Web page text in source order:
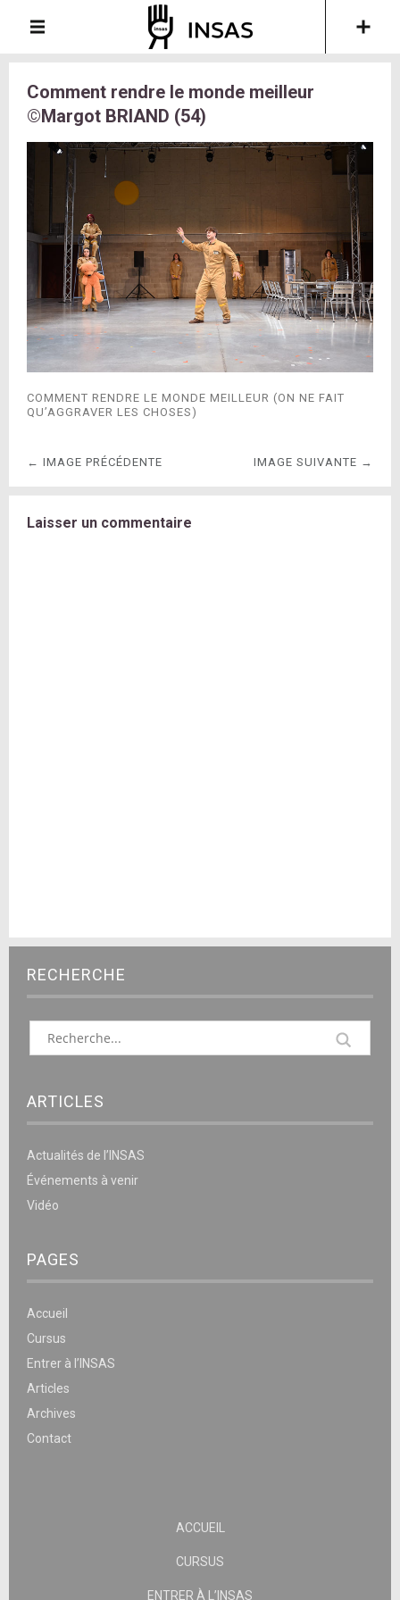
Comment rendre le monde meilleur
©Margot BRIAND (54)
COMMENT RENDRE LE MONDE MEILLEUR (ON NE FAIT
QU’AGGRAVER LES CHOSES)
← IMAGE PRÉCÉDENTE IMAGE SUIVANTE →
Laisser un commentaire
RECHERCHE
ARTICLES
Actualités de l’INSAS
Événements à venir
Vidéo
PAGES
Accueil
Cursus
Entrer à l’INSAS
Articles
Archives
Contact
ACCUEIL
CURSUS
ENTRER À L’INSAS